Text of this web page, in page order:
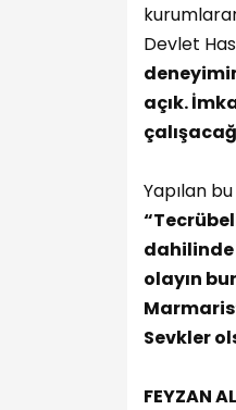
Devlet
açık.
Yapılan
dahilinde
olayın
Sevkler
FEYZAN